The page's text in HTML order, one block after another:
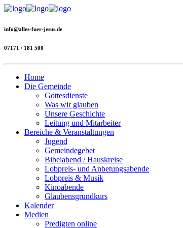
info@alles-fuer-jesus.de
07171 / 181 500
Home
Die Gemeinde
Gottesdienste
Was wir glauben
Unsere Geschichte
Leitung und Mitarbeiter
Bereiche & Veranstaltungen
Jugend
Gemeindegebet
Bibelabend / Hauskreise
Lobpreis- und Anbetungsabende
Lobpreis & Musik
Kinoabende
Glaubensgrundkurs
Kalender
Medien
Predigten online